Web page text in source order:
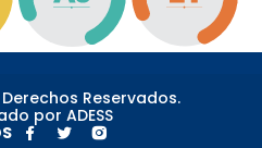
Reservados.
por ADESS